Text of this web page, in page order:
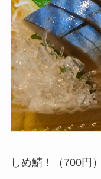
しめ鯖！（700円）